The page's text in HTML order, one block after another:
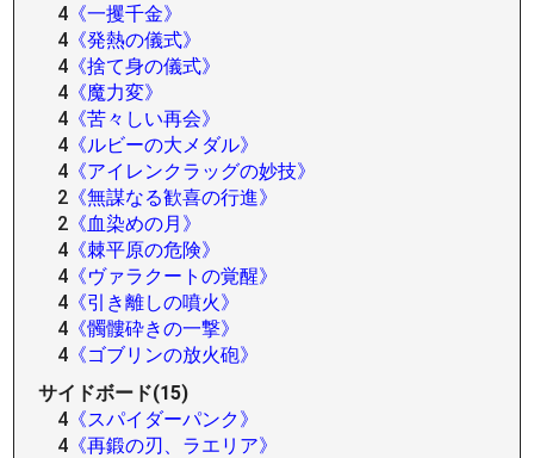
4 《一攫千金》
4 《発熱の儀式》
4 《捨て身の儀式》
4 《魔力変》
4 《苦々しい再会》
4 《ルビーの大メダル》
4 《アイレンクラッグの妙技》
2 《無謀なる歓喜の行進》
2 《血染めの月》
4 《棘平原の危険》
4 《ヴァラクートの覚醒》
4 《引き離しの噴火》
4 《髑髏砕きの一撃》
4 《ゴブリンの放火砲》
サイドボード(15)
4 《スパイダーパンク》
4 《再鍛の刃、ラエリア》